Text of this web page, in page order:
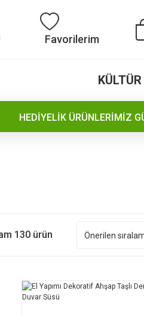
Favorilerim
HEDİYELİK ÜRÜNLERİMİZ
130 ürün